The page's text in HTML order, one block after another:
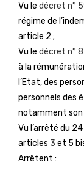
Vu le décret n°
régime de
article 2 ;
Vu le décret n°
à la
l’Etat, des
personnels des
notamment son
Vu l’arrêté du
articles 3 et 5
Arrêtent :